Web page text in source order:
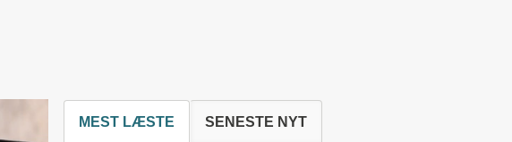
MEST LÆSTE SENESTE NYT